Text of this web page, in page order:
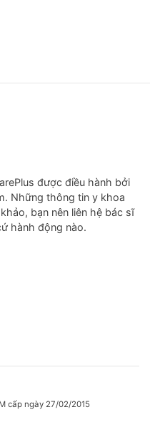
được điều hành bởi
Những thông tin y khoa
bạn nên liên hệ bác sĩ
hành động nào.
cấp ngày 27/02/2015